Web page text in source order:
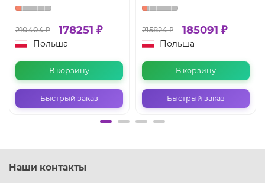
210404 ₽ 178251 ₽
Польша
В корзину
Быстрый заказ
215824 ₽ 185091 ₽
Польша
В корзину
Быстрый заказ
Наши контакты